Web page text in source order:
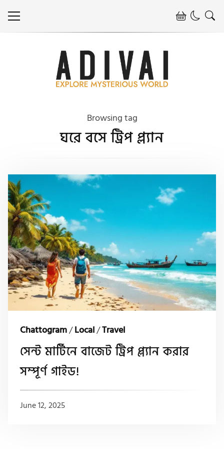
Browsing tag
ঘরে বসে ট্রিপ প্ল্যান
Chattogram/Local/Travel
সেন্ট মার্টিনে বাজেট ট্রিপ প্ল্যান করার
সম্পূর্ণ গাইড!
June 12, 2025